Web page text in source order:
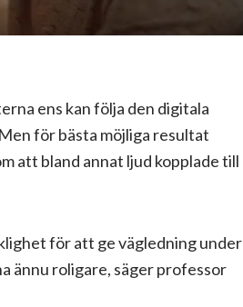
ens kan följa den digitala
för bästa möjliga resultat
att bland annat ljud kopplade till
för att ge vägledning under
ännu roligare, säger professor